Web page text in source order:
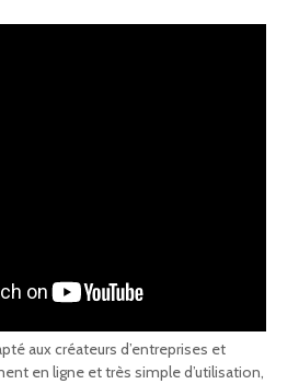
aux créateurs d’entreprises et
en ligne et très simple d’utilisation,